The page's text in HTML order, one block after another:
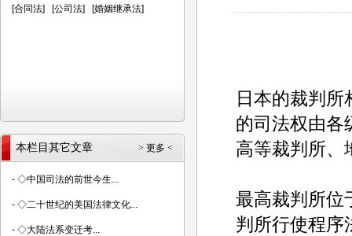
日本的裁判所
的司法权由各
高等裁判所、
最高裁判所位
判所行使程序
[合同法] [公司法] [婚姻继承法]
> 更多 <
本栏目其它文章
- ◇中国司法的前世今生...
- ◇二十世纪的美国法律文化...
- ◇大陆法系变迁考...